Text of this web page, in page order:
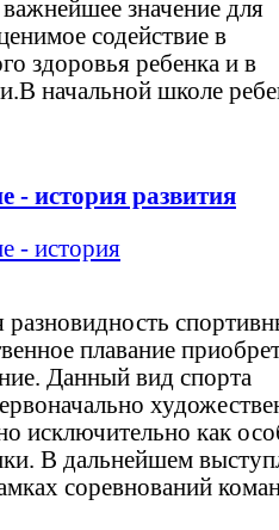
значение для
содействие в
здоровья ребенка и в
начальной школе
- история развития
разновидность
плавание
Данный вид спорта
исключительно как
В дальнейшем
соревнований